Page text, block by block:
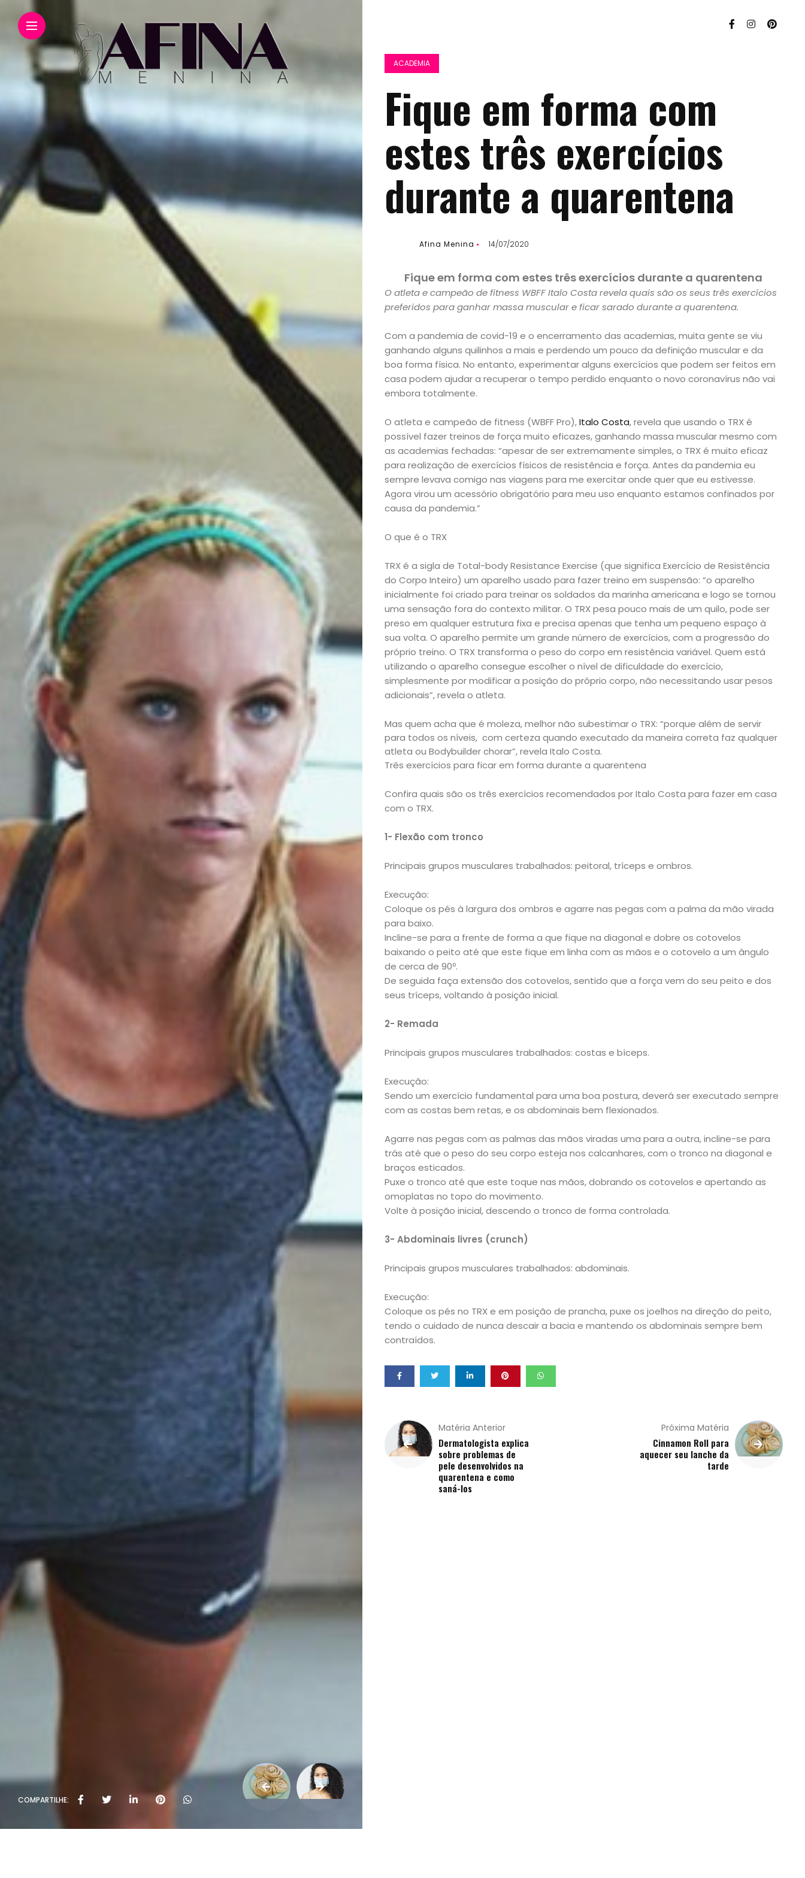
Início
Beleza
Bora
lá!
Casa
e
Decoração
Exclusiva
Homem
Mães
&
Notícias
Opinião
Pets
Receitas
Saúde
e
Qualidade
de
Sexualidade
Variedades
COMPARTILHE:
ACADEMIA
Fique em forma com
estes três exercícios
durante a quarentena
Afina Menina 14/07/2020
Fique em forma com estes três exercícios durante a quarentena
O atleta e campeão de fitness WBFF Italo Costa revela quais são os seus três exercícios
preferidos para ganhar massa muscular e ficar sarado durante a quarentena.
Com a pandemia de covid-19 e o encerramento das academias, muita gente se viu
ganhando alguns quilinhos a mais e perdendo um pouco da definição muscular e da
boa forma física. No entanto, experimentar alguns exercícios que podem ser feitos em
casa podem ajudar a recuperar o tempo perdido enquanto o novo coronavírus não vai
embora totalmente.
O atleta e campeão de fitness (WBFF Pro),Italo Costa, revela que usando o TRX é
possível fazer treinos de força muito eficazes, ganhando massa muscular mesmo com
as academias fechadas: “apesar de ser extremamente simples, o TRX é muito eficaz
para realização de exercícios físicos de resistência e força. Antes da pandemia eu
sempre levava comigo nas viagens para me exercitar onde quer que eu estivesse.
Agora virou um acessório obrigatório para meu uso enquanto estamos confinados por
causa da pandemia.”
O que é o TRX
TRX é a sigla de Total-body Resistance Exercise (que significa Exercício de Resistência
do Corpo Inteiro) um aparelho usado para fazer treino em suspensão: “o aparelho
inicialmente foi criado para treinar os soldados da marinha americana e logo se tornou
uma sensação fora do contexto militar. O TRX pesa pouco mais de um quilo, pode ser
preso em qualquer estrutura fixa e precisa apenas que tenha um pequeno espaço à
sua volta. O aparelho permite um grande número de exercícios, com a progressão do
próprio treino. O TRX transforma o peso do corpo em resistência variável. Quem está
utilizando o aparelho consegue escolher o nível de dificuldade do exercício,
simplesmente por modificar a posição do próprio corpo, não necessitando usar pesos
adicionais”, revela o atleta.
Mas quem acha que é moleza, melhor não subestimar o TRX: “porque além de servir
para todos os níveis, com certeza quando executado da maneira correta faz qualquer
atleta ou Bodybuilder chorar”, revela Italo Costa.
Três exercícios para ficar em forma durante a quarentena
Confira quais são os três exercícios recomendados por Italo Costa para fazer em casa
com o TRX.
1- Flexão com tronco
Principais grupos musculares trabalhados: peitoral, tríceps e ombros.
Execução:
Coloque os pés à largura dos ombros e agarre nas pegas com a palma da mão virada
para baixo.
Incline-se para a frente de forma a que fique na diagonal e dobre os cotovelos
baixando o peito até que este fique em linha com as mãos e o cotovelo a um ângulo
de cerca de 90º.
De seguida faça extensão dos cotovelos, sentido que a força vem do seu peito e dos
seus tríceps, voltando à posição inicial.
2- Remada
Principais grupos musculares trabalhados: costas e bíceps.
Execução:
Sendo um exercício fundamental para uma boa postura, deverá ser executado sempre
com as costas bem retas, e os abdominais bem flexionados.
Agarre nas pegas com as palmas das mãos viradas uma para a outra, incline-se para
trás até que o peso do seu corpo esteja nos calcanhares, com o tronco na diagonal e
braços esticados.
Puxe o tronco até que este toque nas mãos, dobrando os cotovelos e apertando as
omoplatas no topo do movimento.
Volte à posição inicial, descendo o tronco de forma controlada.
3- Abdominais livres (crunch)
Principais grupos musculares trabalhados: abdominais.
Execução:
Coloque os pés no TRX e em posição de prancha, puxe os joelhos na direção do peito,
tendo o cuidado de nunca descair a bacia e mantendo os abdominais sempre bem
contraídos.
Matéria Anterior
Dermatologista explica
sobre problemas de
pele desenvolvidos na
quarentena e como
saná-los
Próxima Matéria
Cinnamon Roll para
aquecer seu lanche da
tarde